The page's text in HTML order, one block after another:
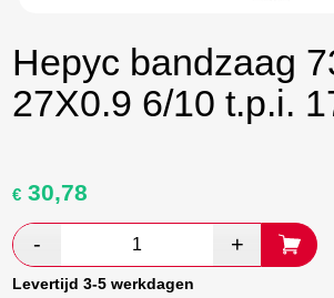
Hepyc bandzaag
27X0.9 6/10 t.p.i.
Oorspronkelijke
was:
€ 51,30.
€ 30,78
€ 29,75.
Levertijd 3-5 werkdagen